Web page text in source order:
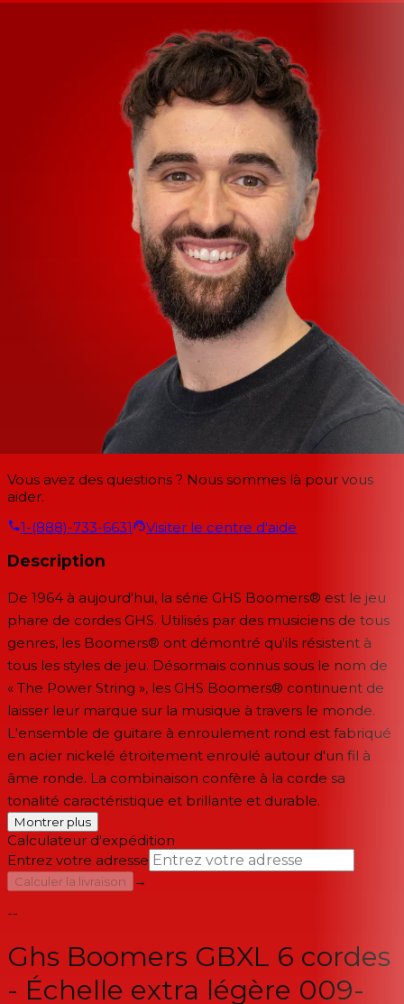
Vous avez des questions ? Nous sommes là pour vous
aider.
1-(888)-733-6631
Visiter le centre d'aide
Description
De 1964 à aujourd'hui, la série GHS Boomers® est le jeu
phare de cordes GHS. Utilisés par des musiciens de tous
genres, les Boomers® ont démontré qu'ils résistent à
tous les styles de jeu. Désormais connus sous le nom de
« The Power String », les GHS Boomers® continuent de
laisser leur marque sur la musique à travers le monde.
L'ensemble de guitare à enroulement rond est fabriqué
en acier nickelé étroitement enroulé autour d'un fil à
âme ronde. La combinaison confère à la corde sa
tonalité caractéristique et brillante et durable.
Montrer plus
Calculateur d'expédition
Entrez votre adresse
Calculer la livraison
→
--
Ghs Boomers GBXL 6 cordes
- Échelle extra légère 009-